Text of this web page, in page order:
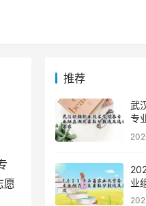
愿
推荐
武
专
及
业
位